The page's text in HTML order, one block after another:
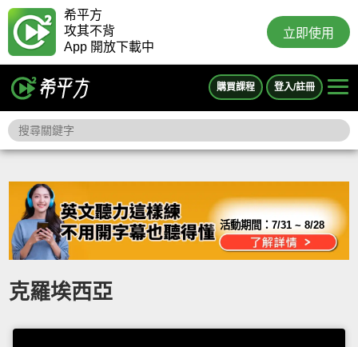
希平方
攻其不背
App 開放下載中
立即使用
購買課程 登入/註冊
活動期間：7/31 ~ 8/28
克羅埃西亞